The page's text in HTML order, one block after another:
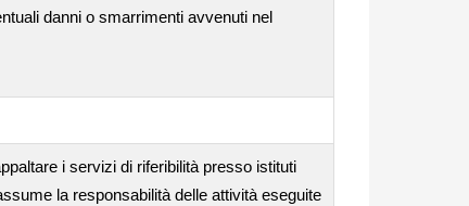
danni o smarrimenti avvenuti nel
i servizi di riferibilità presso istituti
la responsabilità delle attività eseguite